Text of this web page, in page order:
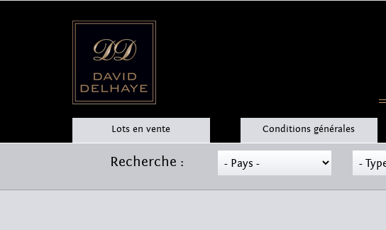
Lots en vente Conditions générales
Recherche :